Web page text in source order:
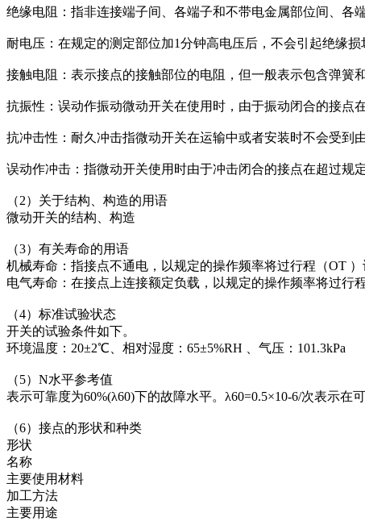
绝缘电阻：指非连接端子间、各端子和不带电金属部位间、各
耐电压：在规定的测定部位加1分钟高电压后，不会引起绝缘损
接触电阻：表示接点的接触部位的电阻，但一般表示包含弹簧
抗振性：误动作振动微动开关在使用时，由于振动闭合的接点
抗冲击性：耐久冲击指微动开关在运输中或者安装时不会受
误动作冲击：指微动开关使用时由于冲击闭合的接点在超过规
（2）关于结构、构造的用语
微动开关的结构、构造
（3）有关寿命的用语
机械寿命：指接点不通电，以规定的操作频率将过行程（OT
电气寿命：在接点上连接额定负载，以规定的操作频率将过行
（4）标准试验状态
开关的试验条件如下。
环境温度：20±2℃、相对湿度：65±5%RH 、气压：101.3kPa
（5）N水平参考值
表示可靠度为60%(λ60)下的故障水平。λ60=0.5×10-6/次表示在
（6）接点的形状和种类
形状
名称
主要使用材料
加工方法
主要用途